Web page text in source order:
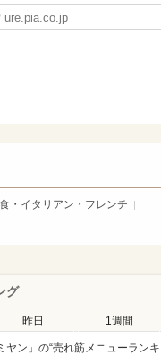
・イタリアン・フレンチ
グ
昨日 1週間
ヤン」の“売れ筋メニューランキ